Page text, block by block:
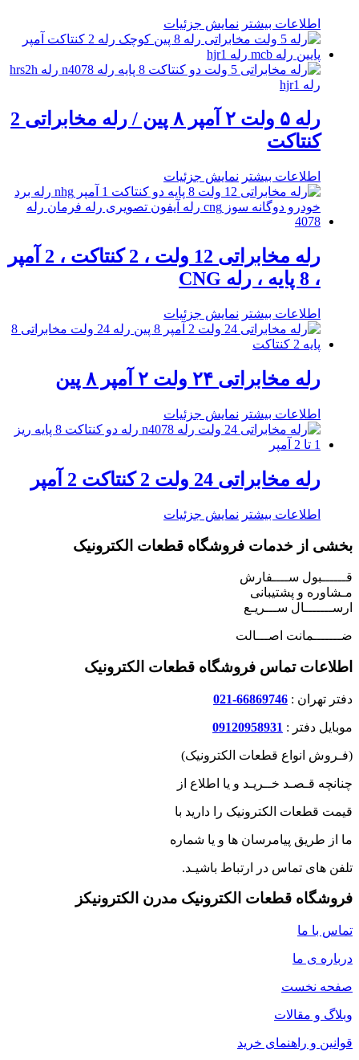
اطلاعات بیشتر نمایش جزئیات
رله ۵ ولت ۲ آمپر ۸ پین / رله مخابراتی 2
کنتاکت
اطلاعات بیشتر نمایش جزئیات
رله مخابراتی 12 ولت ، 2 کنتاکت ، 2 آمپر
، 8 پایه ، رله CNG
اطلاعات بیشتر نمایش جزئیات
رله مخابراتی ۲۴ ولت ۲ آمپر ۸ پین
اطلاعات بیشتر نمایش جزئیات
رله مخابراتی 24 ولت 2 کنتاکت 2 آمپر
اطلاعات بیشتر نمایش جزئیات
بخشی از خدمات فروشگاه قطعات الکترونیک
قــــــبول ســــفارش
مـشاوره و پشتیبانی
ارســـــــال ســـریـع
ضـــــــمانت اصـــالت
اطلاعات تماس فروشگاه قطعات الکترونیک
دفتر تهران : 66869746-021
موبایل دفتر : 09120958931
(فـروش انواع قطعات الکترونیک)
چنانچه قـصـد خــریـد و یا اطلاع از
قیمت قطعات الکترونیک را دارید با
ما از طریق پیامرسان ها و یا شماره
تلفن های تماس در ارتباط باشیـد.
فروشگاه قطعات الکترونیک مدرن الکترونیکز
تماس با ما
درباره ی ما
صفحه نخست
وبلاگ و مقالات
قوانین و راهنمای خرید